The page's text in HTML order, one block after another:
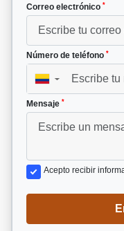
Correo electrónico *
Número de teléfono *
▼
Mensaje *
Acepto recibir